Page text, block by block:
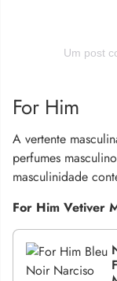
Um post
For Him
A vertente
perfumes
masculinidade
For Him Vetiver